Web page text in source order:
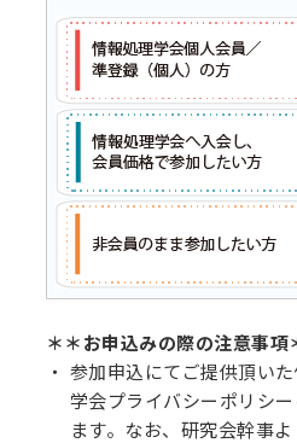
＊＊お申込みの際の注意事項
参加申込にてご提供頂い
学会プライバシーポリシ
ます。なお、研究会幹事